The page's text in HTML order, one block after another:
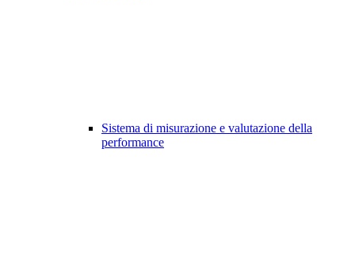
Sistema di misurazione e valutazione della
performance